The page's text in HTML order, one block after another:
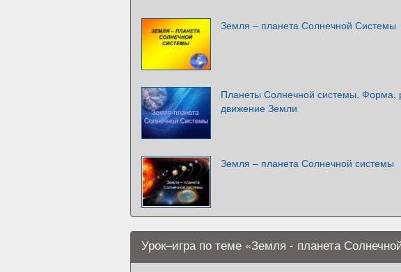
Земля – планета Солнечной Системы
Планеты Солнечной системы. Форма,
движение Земли
Земля – планета Солнечной системы
Урок–игра по теме «Земля - планета